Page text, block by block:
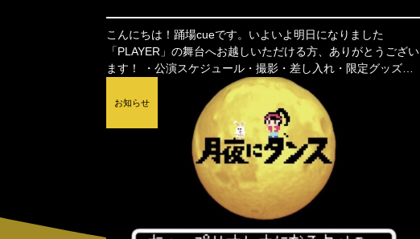
こんにちは！踊場cueです。いよいよ明日になりました
「PLAYER」の舞台へお越しいただける方、ありがとうござい
ます！ ・公演スケジュール・撮影・差し入れ・限定グッズ受
け取りについてまとめてお
お知らせ